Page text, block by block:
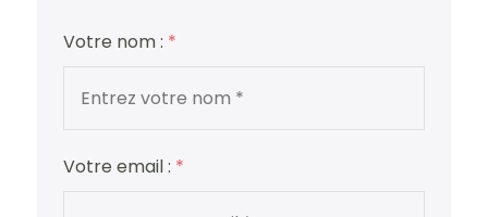
Votre nom : *
Votre email : *